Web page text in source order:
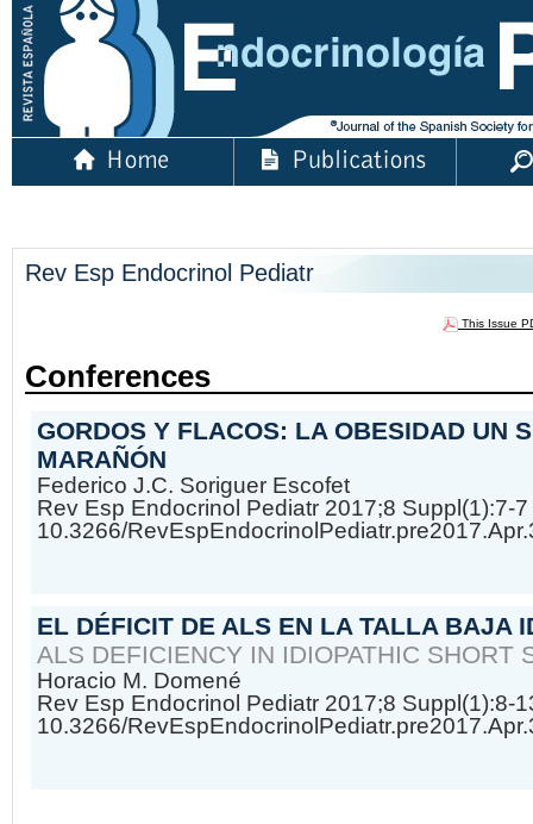
Rev Esp Endocrinol Pediatr
This Issue
Conferences
GORDOS Y FLACOS: LA OBESIDAD UN
MARAÑÓN
Federico J.C. Soriguer Escofet
Rev Esp Endocrinol Pediatr 2017;8 Suppl(1):7-7
10.3266/
EL DÉFICIT DE ALS EN LA TALLA BAJA
ALS DEFICIENCY IN IDIOPATHIC SHORT
Horacio M. Domené
Rev Esp Endocrinol Pediatr 2017;8 Suppl(1):8-
10.3266/